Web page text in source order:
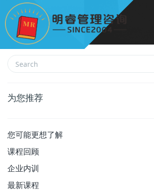
为您推荐
您可能更想了解
课程回顾
企业内训
最新课程